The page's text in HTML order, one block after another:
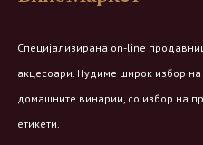
Специјализирана on-line
акцесоари. Нудиме широк избор
домашните винарии, со избор на
етикети.